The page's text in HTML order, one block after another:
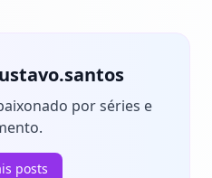
por séries e
posts